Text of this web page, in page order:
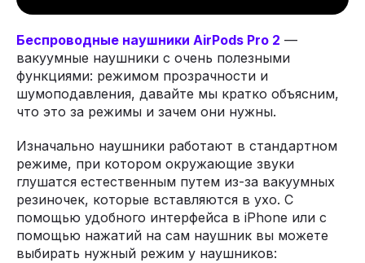
Беспроводные наушники AirPods Pro 2 —
вакуумные наушники с очень полезными
функциями: режимом прозрачности и
шумоподавления, давайте мы кратко объясним,
что это за режимы и зачем они нужны.
Изначально наушники работают в стандартном
режиме, при котором окружающие звуки
глушатся естественным путем из-за вакуумных
резиночек, которые вставляются в ухо. С
помощью удобного интерфейса в iPhone или с
помощью нажатий на сам наушник вы можете
выбирать нужный режим у наушников: